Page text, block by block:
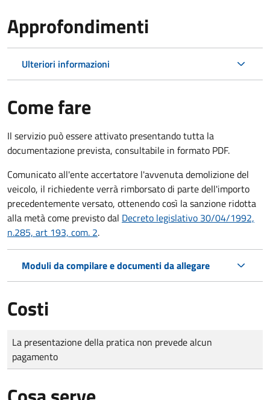
Approfondimenti
Ulteriori informazioni
Come fare
Il servizio può essere attivato presentando tutta la
documentazione prevista, consultabile in formato PDF.
Comunicato all'ente accertatore l'avvenuta demolizione del
veicolo, il richiedente verrà rimborsato di parte dell'importo
precedentemente versato, ottenendo così la sanzione ridotta
alla metà come previsto dal Decreto legislativo 30/04/1992,
n.285, art 193, com. 2.
Moduli da compilare e documenti da allegare
Costi
Tipo di pagamento
Importo
La presentazione della pratica non prevede alcun
pagamento